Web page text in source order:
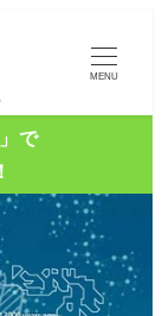
MENU
で